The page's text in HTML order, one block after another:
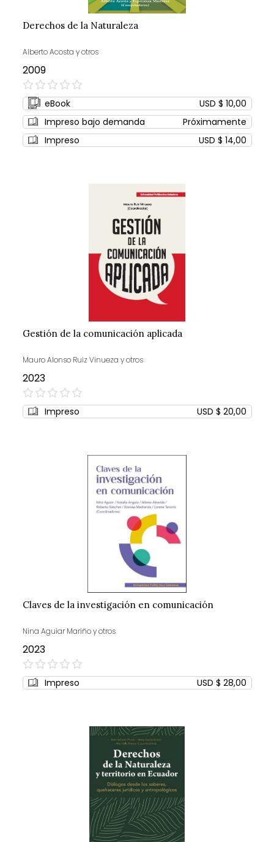
Derechos de la Naturaleza
Alberto Acosta y otros
2009
0%
eBook
USD $ 10,00
Impreso bajo demanda
Próximamente
Impreso
USD $ 14,00
Gestión de la comunicación aplicada
Mauro Alonso Ruiz Vinueza y otros
2023
0%
Impreso USD $ 20,00
Claves de la investigación en comunicación
Nina Aguiar Mariño y otros
2023
0%
Impreso USD $ 28,00